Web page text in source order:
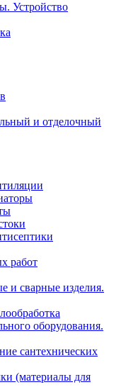
Устройство
и отделочный
работ
и сварные изделия.
оборудования.
сантехнических
(материалы для